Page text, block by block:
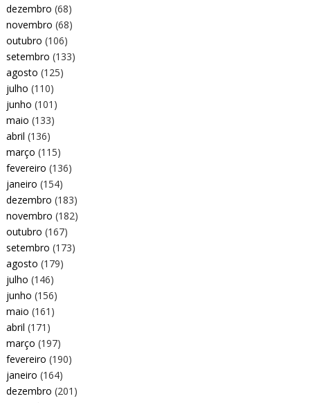
dezembro (68)
novembro (68)
outubro (106)
setembro (133)
agosto (125)
julho (110)
junho (101)
maio (133)
abril (136)
março (115)
fevereiro (136)
janeiro (154)
dezembro (183)
novembro (182)
outubro (167)
setembro (173)
agosto (179)
julho (146)
junho (156)
maio (161)
abril (171)
março (197)
fevereiro (190)
janeiro (164)
dezembro (201)